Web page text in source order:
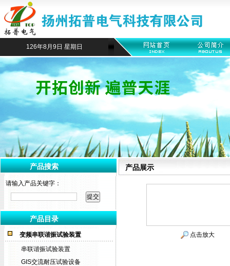
126年8月9日 星期日
产品搜索
请输入产品关键字：
产品目录
变频串联谐振试验装置
串联谐振试验装置
GIS交流耐压试验设备
产品展示
点击放大